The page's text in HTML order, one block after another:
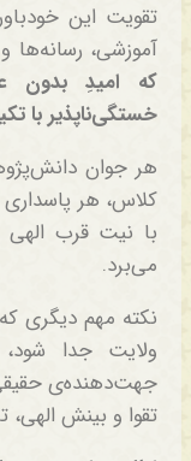
تقویت این
آموزشی، رسانه‌ها
که امیدِ بدون
خستگی‌ناپذیر با
هر جوان
کلاس، هر پاسداری
با نیت قرب الهی
می‌برد.
نکته مهم دیگری که
ولایت جدا
جهت‌دهنده‌ی حقیقی
تقوا و بینش الهی،